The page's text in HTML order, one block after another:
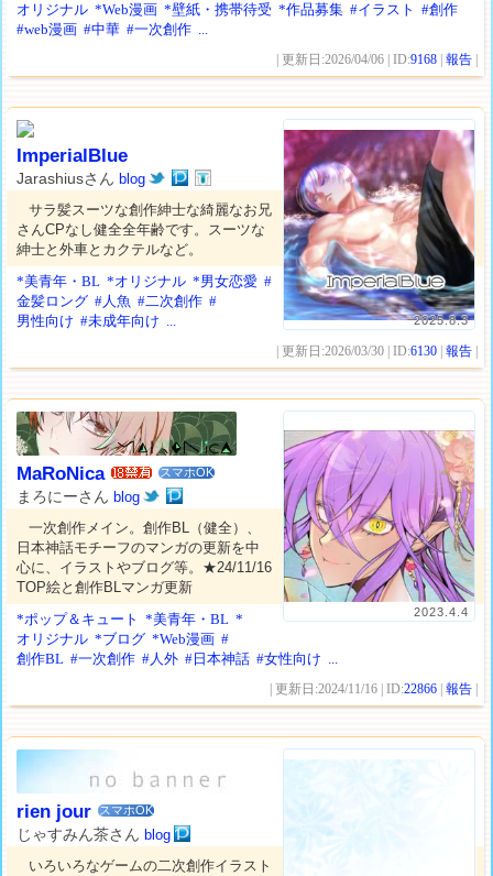
オリジナル *Web漫画 *壁紙・携帯待受 *作品募集 #イラスト
#創作
#web漫画 #中華 #一次創作 ...
| 更新日:2026/04/06 | ID:9168 |報告
2025.8.3
ImperialBlue
Jarashiusさんblog
サラ髪スーツな創作紳士な綺麗なお兄
さんCPなし健全全年齢です。スーツな
紳士と外車とカクテルなど。
*美青年・BL *オリジナル *男女恋愛 #
金髪ロング #人魚 #二次創作 #
男性向け #未成年向け ...
| 更新日:2026/03/30 | ID:6130 |報告
2023.4.4
MaRoNica スマホOK
まろにーさんblog
一次創作メイン。創作BL（健全）、
日本神話モチーフのマンガの更新を中
心に、イラストやブログ等。★24/11/16
TOP絵と創作BLマンガ更新
*ポップ＆キュート
*美青年・BL *
オリジナル *ブログ *Web漫画 #
創作BL #一次創作 #人外 #日本神話 #女性向け ...
| 更新日:2024/11/16 | ID:22866 |報告
rien jour スマホOK
じゃすみん茶さんblog
いろいろなゲームの二次創作イラスト